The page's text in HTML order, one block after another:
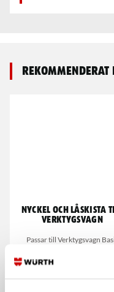
Nyckel och låskista
verktygsvagn
Passar till Verktygsvagn